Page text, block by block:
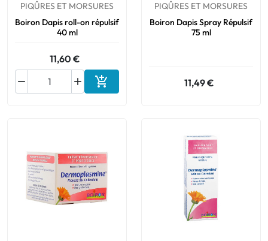
PIQÛRES ET MORSURES
Boiron Dapis roll-on répulsif
40 ml
11,60 €

 Ajouter au panier
PIQÛRES ET MORSURES
Boiron Dapis Spray Répulsif
75 ml
11,49 €